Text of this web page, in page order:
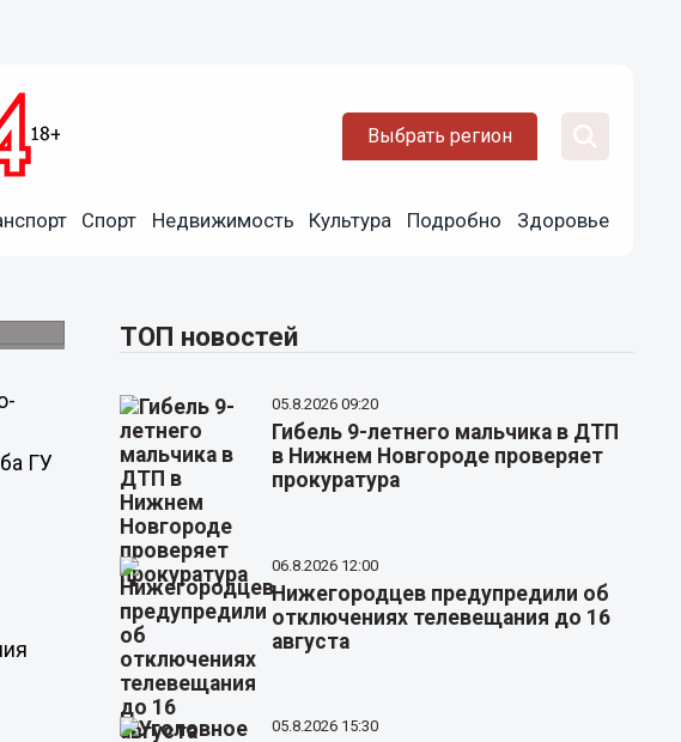
Выбрать регион
Спорт Недвижимость Культура Подробно Здоровье
ГУ
ТОП новостей
05.8.2026 09:20
Гибель 9-летнего мальчика в ДТП
в Нижнем Новгороде проверяет
прокуратура
06.8.2026 12:00
Нижегородцев предупредили об
отключениях телевещания до 16
августа
05.8.2026 15:30